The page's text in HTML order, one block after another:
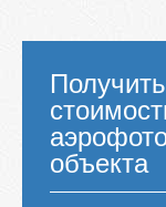
объекта